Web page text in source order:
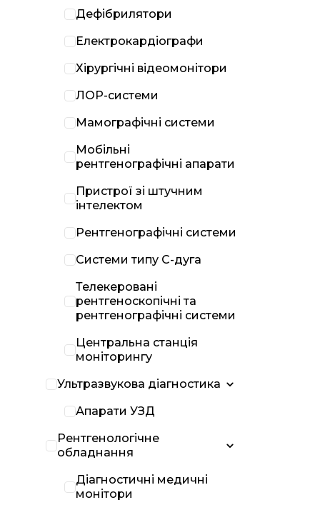
Дефібрилятори
Електрокардіографи
Хірургічні відеомонітори
ЛОР-системи
Мамографічні системи
Мобільні
рентгенографічні апарати
Пристрої зі штучним
інтелектом
Рентгенографічні системи
Системи типу С-дуга
Телекеровані
рентгеноскопічні та
рентгенографічні системи
Центральна станція
моніторингу
Ультразвукова діагностика
Апарати УЗД
Рентгенологічне
обладнання
Діагностичні медичні
монітори